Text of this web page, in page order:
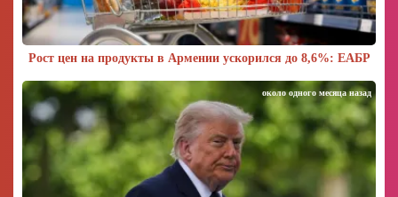
Рост цен на продукты в Армении ускорился до 8,6%: ЕАБР
около одного месяца назад